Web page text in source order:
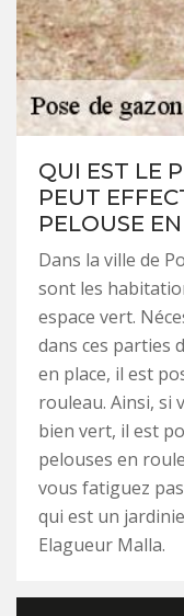
QUI EST LE
PEUT
PELOUSE
Dans la ville de
sont les
espace vert.
dans ces parties
en place, il est
rouleau. Ainsi, si
bien vert, il est
pelouses en
vous fatiguez
qui est un
Elagueur Malla.